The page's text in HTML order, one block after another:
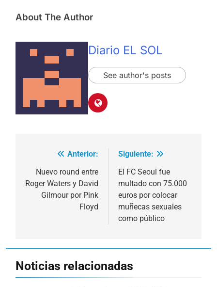
About The Author
Diario EL SOL
See author's posts
Navegación
de
entradas
Anterior:
Nuevo round entre
Roger Waters y David
Gilmour por Pink
Floyd
Siguiente:
El FC Seoul fue
multado con 75.000
euros por colocar
muñecas sexuales
como público
Noticias relacionadas